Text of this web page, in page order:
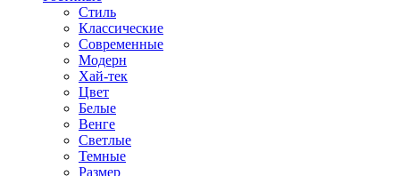
Стиль
Классические
Современные
Модерн
Хай-тек
Цвет
Белые
Венге
Светлые
Темные
Размер